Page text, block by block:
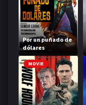
Por un puñado de
dólares
MOVIE